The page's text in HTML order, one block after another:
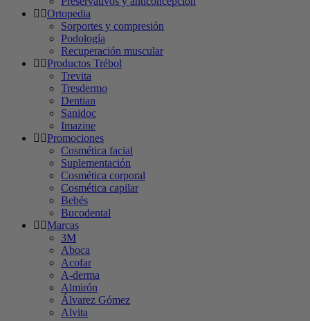
Ortopedia
Sorportes y compresión
Podología
Recuperación muscular
Productos Trébol
Trevita
Tresdermo
Dentian
Sanidoc
Imazine
Promociones
Cosmética facial
Suplementación
Cosmética corporal
Cosmética capilar
Bebés
Bucodental
Marcas
3M
Aboca
Acofar
A-derma
Almirón
Álvarez Gómez
Alvita